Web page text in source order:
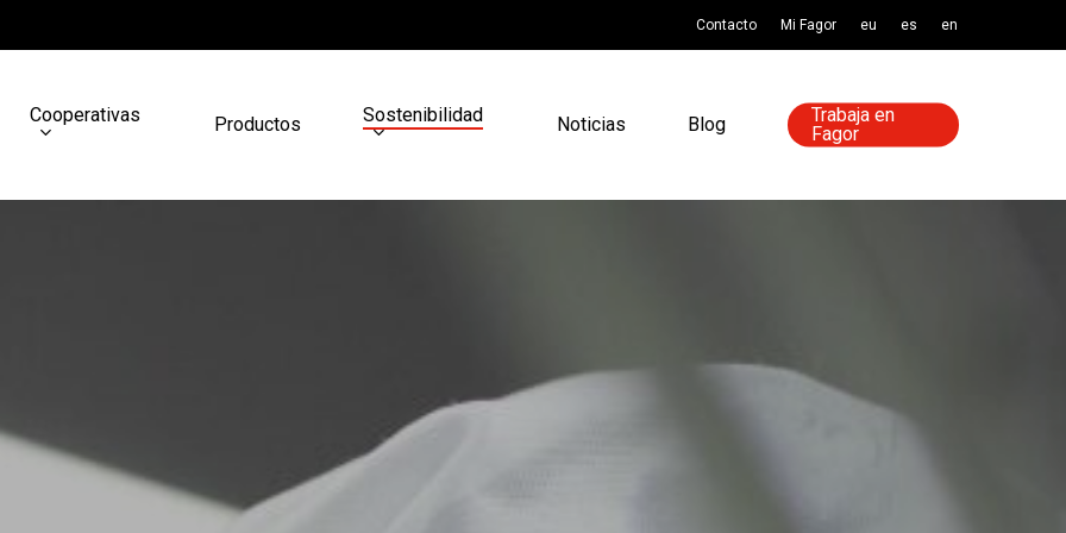
Contacto Mi Fagor eu es en
Cooperativas Productos Sostenibilidad Noticias Blog
Trabaja en
Fagor